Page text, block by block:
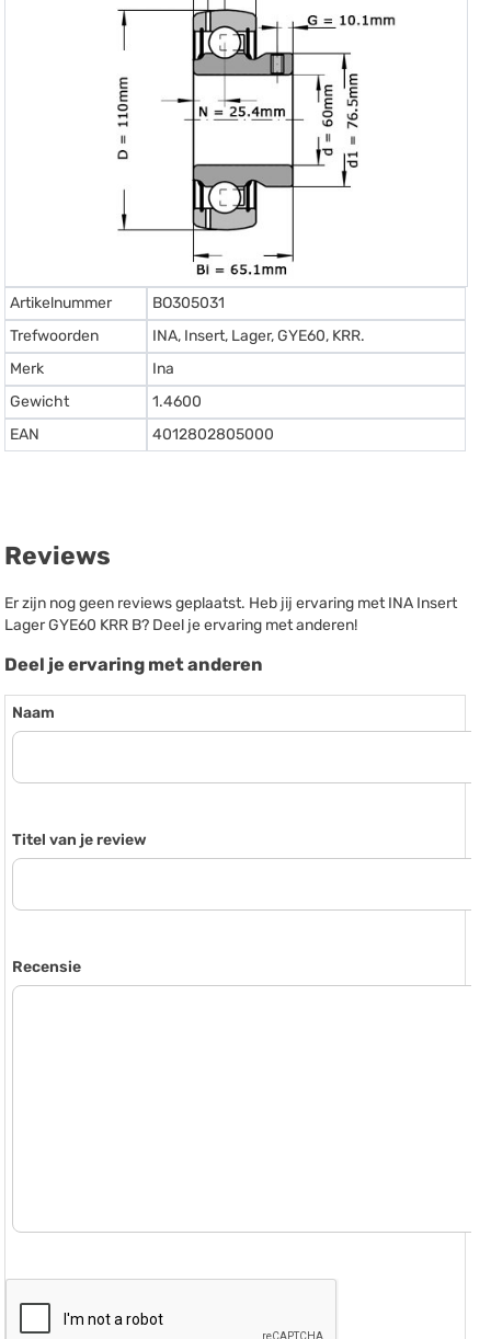
Artikelnummer
BO305031
Trefwoorden
INA, Insert, Lager, GYE60, KRR.
Merk
Ina
Gewicht
1.4600
EAN
4012802805000
Reviews
Er zijn nog geen reviews geplaatst. Heb jij ervaring met INA Insert
Lager GYE60 KRR B? Deel je ervaring met anderen!
Deel je ervaring met anderen
Naam
Titel van je review
Recensie